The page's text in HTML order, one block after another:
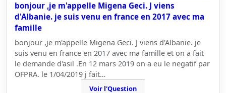
bonjour ,je m'appelle Migena Geci. J viens
d'Albanie. je suis venu en france en 2017 avec ma
famille
bonjour ,je m'appelle Migena Geci. J viens d'Albanie. je
suis venu en france en 2017 avec ma famille et on a fait
le demande d'asil .En 12 mars 2019 on a eu le negatif par
OFPRA. le 1/04/2019 j fait…
Voir l'Question